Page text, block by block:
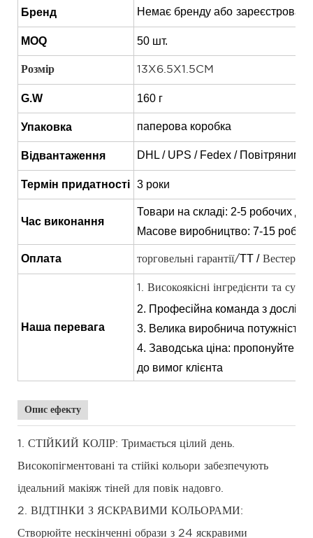
Бренд Немає бренду або
MOQ 50 шт.
Розмір 13X6.5X1.5CM
G.W 160 г
Упаковка паперова коробка
Відвантаження DHL / UPS / Fedex / Повітряним
Термін придатності 3 роки
Час виконання
Товари на складі: 2-5 робочих
Масове виробництво: 7-15
Оплата торговельні гарантії/TT / Вестерн
Наша перевага
1. Високоякісні інгредієнти та
2. Професійна команда з
3. Велика виробнича потужність
4. Заводська ціна: пропонуйте
до вимог клієнта
Опис ефекту
1. СТІЙКИЙ КОЛІР: Тримається цілий день.
Високопігментовані та стійкі кольори забезпечують
ідеальний макіяж тіней для повік надовго.
2. ВІДТІНКИ З ЯСКРАВИМИ КОЛЬОРАМИ:
Створюйте нескінченні образи з 24 яскравими